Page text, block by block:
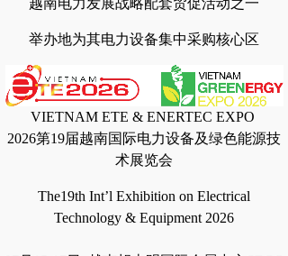
越南电力发展战略配套贸促活动之一
举办地为其电力设备集中采购核心区
VIETNAM ETE & ENERTEC EXPO
2026第19届越南国际电力设备及绿色能源技
术展览会
The19th Int’l Exhibition on Electrical
Technology & Equipment 2026